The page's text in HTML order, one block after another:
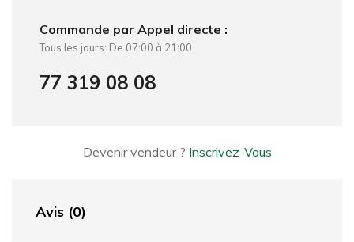
Commande par Appel directe :
Tous les jours: De 07:00 à 21:00
77 319 08 08
Devenir vendeur ? Inscrivez-Vous
Avis (0)